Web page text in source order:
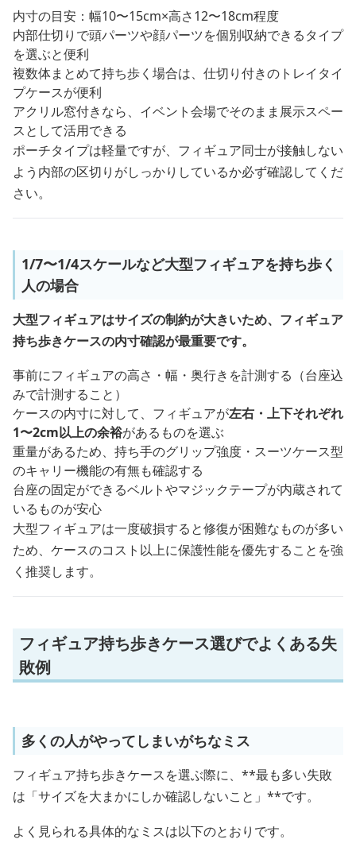
内寸の目安：幅10〜15cm×高さ12〜18cm程度
内部仕切りで頭パーツや顔パーツを個別収納できるタイプ
を選ぶと便利
複数体まとめて持ち歩く場合は、仕切り付きのトレイタイ
プケースが便利
アクリル窓付きなら、イベント会場でそのまま展示スペー
スとして活用できる
ポーチタイプは軽量ですが、フィギュア同士が接触しない
よう内部の区切りがしっかりしているか必ず確認してくだ
さい。
1/7〜1/4スケールなど大型フィギュアを持ち歩く
人の場合
大型フィギュアはサイズの制約が大きいため、フィギュア
持ち歩きケースの内寸確認が最重要です。
事前にフィギュアの高さ・幅・奥行きを計測する（台座込
みで計測すること）
ケースの内寸に対して、フィギュアが左右・上下それぞれ
1〜2cm以上の余裕があるものを選ぶ
重量があるため、持ち手のグリップ強度・スーツケース型
のキャリー機能の有無も確認する
台座の固定ができるベルトやマジックテープが内蔵されて
いるものが安心
大型フィギュアは一度破損すると修復が困難なものが多い
ため、ケースのコスト以上に保護性能を優先することを強
く推奨します。
フィギュア持ち歩きケース選びでよくある失
敗例
多くの人がやってしまいがちなミス
フィギュア持ち歩きケースを選ぶ際に、**最も多い失敗
は「サイズを大まかにしか確認しないこと」**です。
よく見られる具体的なミスは以下のとおりです。